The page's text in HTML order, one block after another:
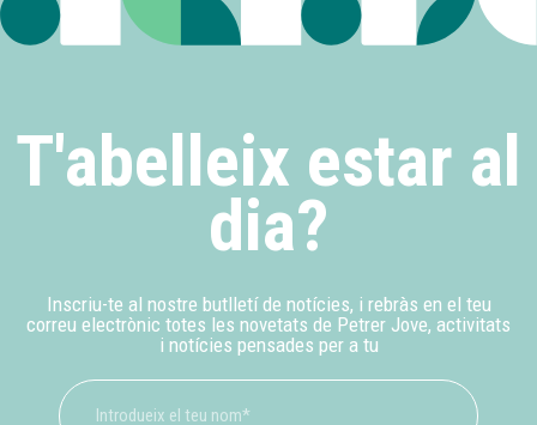
T'abelleix estar al
dia?
Inscriu-te al nostre butlletí de notícies, i rebràs en el teu
correu electrònic totes les novetats de Petrer Jove, activitats
i notícies pensades per a tu